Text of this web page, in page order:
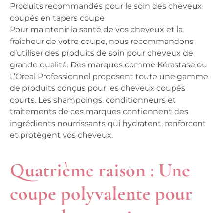
Produits recommandés pour le soin des cheveux
coupés en tapers coupe
Pour maintenir la santé de vos cheveux et la
fraîcheur de votre coupe, nous recommandons
d’utiliser des produits de soin pour cheveux de
grande qualité. Des marques comme Kérastase ou
L’Oreal Professionnel proposent toute une gamme
de produits conçus pour les cheveux coupés
courts. Les shampoings, conditionneurs et
traitements de ces marques contiennent des
ingrédients nourrissants qui hydratent, renforcent
et protègent vos cheveux.
Quatrième raison : Une
coupe polyvalente pour